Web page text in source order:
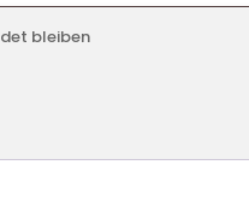
bleiben